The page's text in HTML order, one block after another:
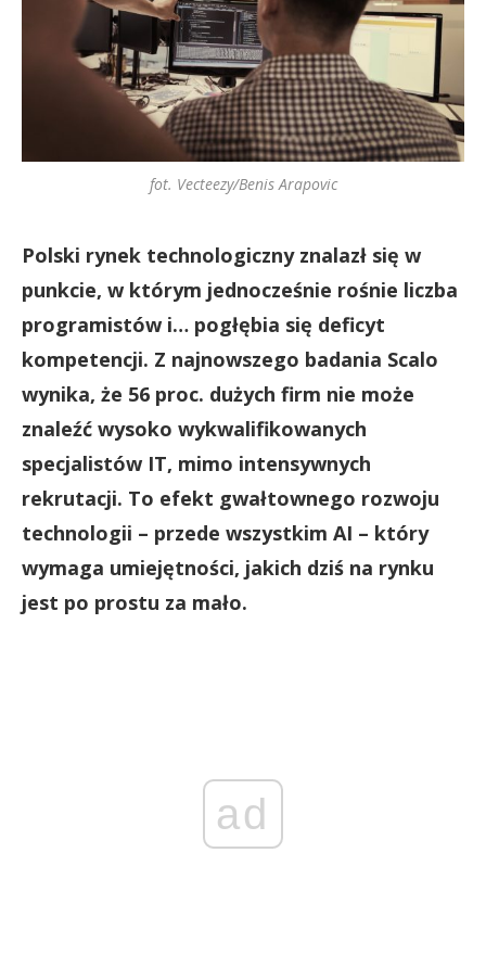
fot. Vecteezy/Benis Arapovic
Polski rynek technologiczny znalazł się w
punkcie, w którym jednocześnie rośnie liczba
programistów i… pogłębia się deficyt
kompetencji. Z najnowszego badania Scalo
wynika, że 56 proc. dużych firm nie może
znaleźć wysoko wykwalifikowanych
specjalistów IT, mimo intensywnych
rekrutacji. To efekt gwałtownego rozwoju
technologii – przede wszystkim AI – który
wymaga umiejętności, jakich dziś na rynku
jest po prostu za mało.
ad